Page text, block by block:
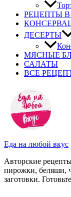
РЕЦЕПТЫ
ДЕСЕРТЫ
МЯСНЫЕ
САЛАТЫ
ВСЕ
Еда на любой вкус
Авторские
пирожки, беляши,
заготовки.